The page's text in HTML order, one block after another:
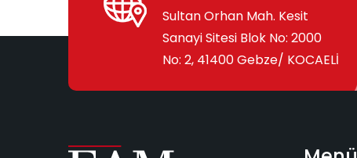
Sultan Orhan Mah. Kesit
Sanayi Sitesi Blok No: 2000
No: 2, 41400 Gebze/ KOCAELİ